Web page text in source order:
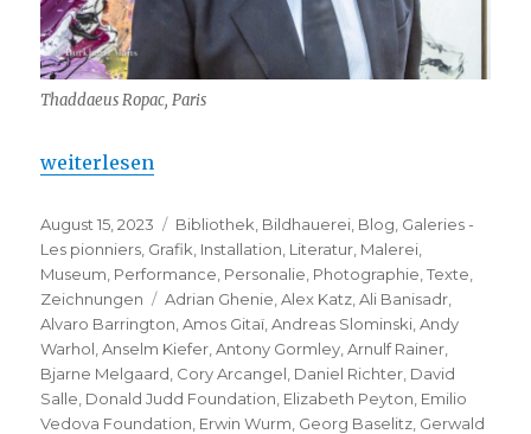
Thaddaeus Ropac, Paris
„Thaddaeus Ropac – galeriste depuis 1983“
weiterlesen
Veröffentlicht
am
August 15, 2023 Kategorien
Bibliothek Bildhauerei Blog Galeries -
Les pionniers Grafik Installation Literatur Malerei
Museum Performance Personalie Photographie ,Texte
Zeichnungen
Schlagwörter
Adrian Ghenie ,Alex Katz ,Ali Banisadr
Alvaro Barrington ,Amos Gitaï ,Andreas Slominski ,Andy
Warhol ,Anselm Kiefer ,Antony Gormley ,Arnulf Rainer
Bjarne Melgaard Cory Arcangel Daniel Richter David
Salle Donald Judd Foundation Elizabeth Peyton Emilio
Vedova Foundation Erwin Wurm Georg Baselitz Gerwald